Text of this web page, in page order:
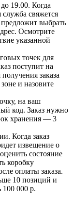
19.00. Когда
служба свяжется
выбрать
Осмотрите
указанной
точек для
поступит на
заказа
и назовите
на ваш
код. Заказ нужно
хранения — 3
Когда заказ
извещение о
состояние
коробку
оплаты заказа.
10 позиций и
100 000 р.